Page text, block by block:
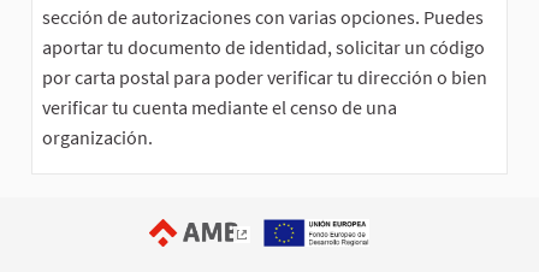
sección de autorizaciones con varias opciones. Puedes
aportar tu documento de identidad, solicitar un código
por carta postal para poder verificar tu dirección o bien
verificar tu cuenta mediante el censo de una
organización.
(Enlace externo)